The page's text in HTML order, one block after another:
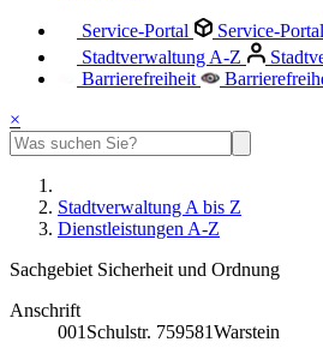
Service-Portal
Service-Portal
Stadtverwaltung A-Z
Barrierefreiheit
×
Stadtverwaltung A bis Z
Dienstleistungen A-Z
Sachgebiet Sicherheit und Ordnung
Anschrift
001 Schulstr. 759581Warstein